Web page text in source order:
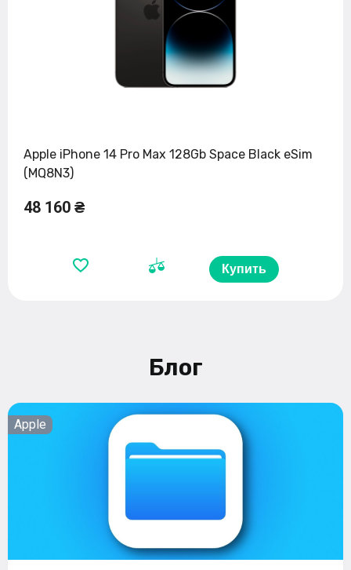
Apple iPhone 14 Pro Max 128Gb Space Black eSim
(MQ8N3)
48 160 ₴
Купить
Блог
Apple